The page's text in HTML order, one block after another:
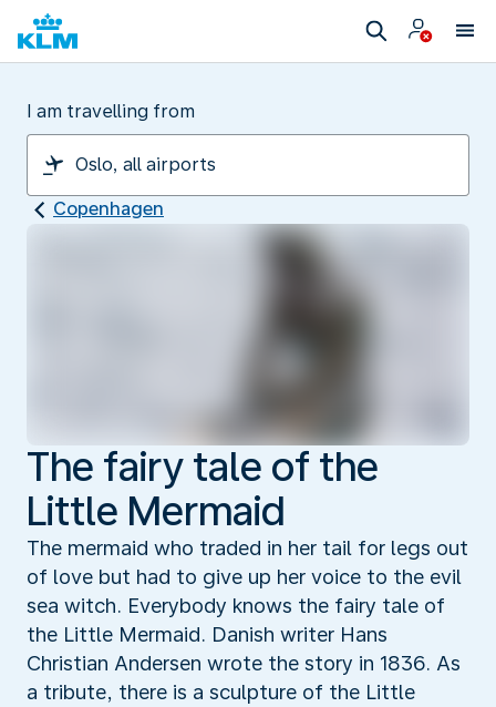
I am travelling from
Copenhagen
The fairy tale of the
Little Mermaid
The mermaid who traded in her tail for legs out
of love but had to give up her voice to the evil
sea witch. Everybody knows the fairy tale of
the Little Mermaid. Danish writer Hans
Christian Andersen wrote the story in 1836. As
a tribute, there is a sculpture of the Little